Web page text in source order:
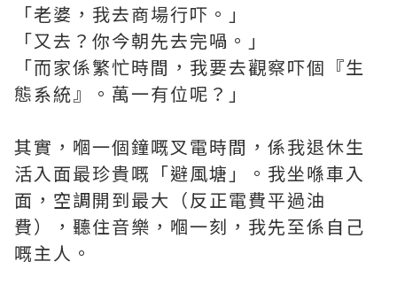
「老婆，我去商場行吓。」
「又去？你今朝先去完喎。」
「而家係繁忙時間，我要去觀察吓個『生
態系統』。萬一有位呢？」
其實，嗰一個鐘嘅叉電時間，係我退休生
活入面最珍貴嘅「避風塘」。我坐喺車入
面，空調開到最大（反正電費平過油
費），聽住音樂，嗰一刻，我先至係自己
嘅主人。